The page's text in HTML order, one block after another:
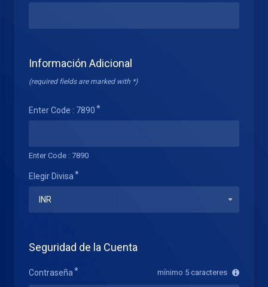
Información Adicional
(required fields are marked with *)
Enter Code : 7890
Enter Code : 7890
Elegir Divisa
Seguridad de la Cuenta
Contraseña mínimo 5 caracteres